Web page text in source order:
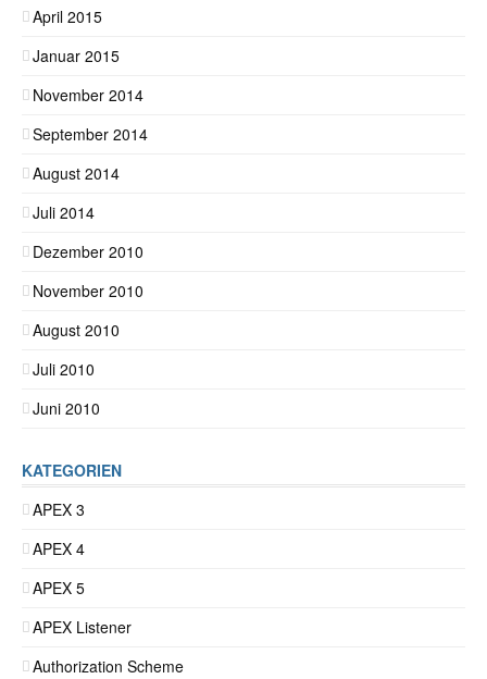
April 2015
Januar 2015
November 2014
September 2014
August 2014
Juli 2014
Dezember 2010
November 2010
August 2010
Juli 2010
Juni 2010
KATEGORIEN
APEX 3
APEX 4
APEX 5
APEX Listener
Authorization Scheme